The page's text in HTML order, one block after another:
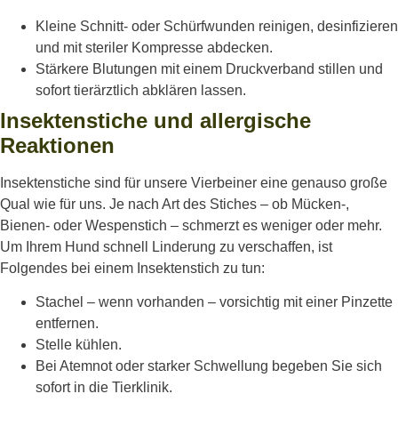
Kleine Schnitt- oder Schürfwunden reinigen, desinfizieren
und mit steriler Kompresse abdecken.
Stärkere Blutungen mit einem Druckverband stillen und
sofort tierärztlich abklären lassen.
Insektenstiche und allergische
Reaktionen
Insektenstiche sind für unsere Vierbeiner eine genauso große
Qual wie für uns. Je nach Art des Stiches – ob Mücken-,
Bienen- oder Wespenstich – schmerzt es weniger oder mehr.
Um Ihrem Hund schnell Linderung zu verschaffen, ist
Folgendes bei einem Insektenstich zu tun:
Stachel – wenn vorhanden – vorsichtig mit einer Pinzette
entfernen.
Stelle kühlen.
Bei Atemnot oder starker Schwellung begeben Sie sich
sofort in die Tierklinik.